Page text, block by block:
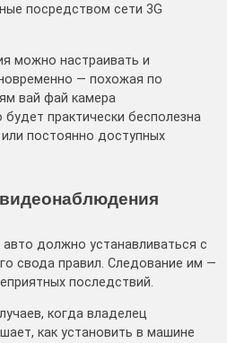
посредством сети 3G
можно настраивать и
— похожая по
вай фай камера
практически бесполезна
постоянно доступных
должно устанавливаться с
свода правил. Следование им —
последствий.
когда владелец
как установить в машине